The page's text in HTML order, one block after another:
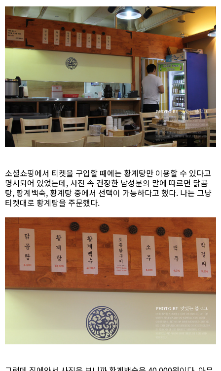
소셜쇼핑에서 티켓을 구입할 때에는 황계탕만 이용할 수 있다고
명시되어 있었는데, 사진 속 건장한 남성분의 말에 따르면 닭곰
탕, 황계백숙, 황계탕 중에서 선택이 가능하다고 했다. 나는 그냥
티켓대로 황계탕을 주문했다.